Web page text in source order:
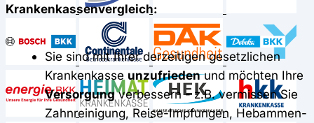
Krankenkassenvergleich:
Sie sind mit Ihrer derzeitigen gesetzlichen
Krankenkasse unzufriedenund möchten Ihre
Versorgungverbessern - z.B. vermissen Sie
Zahnreinigung, Reise-Impfungen, Hebammen-